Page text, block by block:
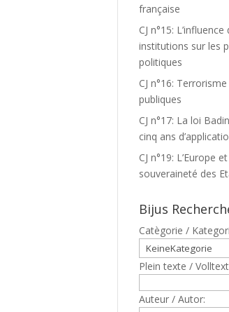
française
CJ n°15: L’influence
institutions sur les
politiques
CJ n°16:
publiques
CJ n°17: La loi
cinq ans
CJ n°19: L’Europe
souveraineté des
Bijus
Catègorie /
Plein texte /
Auteur / Autor: